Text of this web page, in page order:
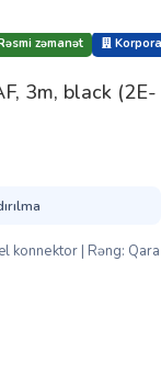
zəmanət
3m, black (2E-
konnektor | Rəng: Qara